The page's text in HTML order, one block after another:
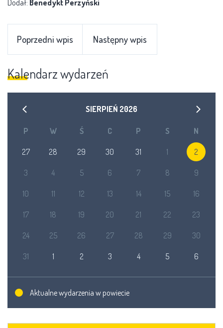
Dodał: Benedykt Perzyński
Poprzedni wpis Następny wpis
Kalendarz wydarzeń
SIERPIEŃ 2026
P W Ś C P S N
27 28 29 30 31 1 2
3 4 5 6 7 8 9
10 11 12 13 14 15 16
17 18 19 20 21 22 23
24 25 26 27 28 29 30
31 1 2 3 4 5 6
Aktualne wydarzenia w powiecie